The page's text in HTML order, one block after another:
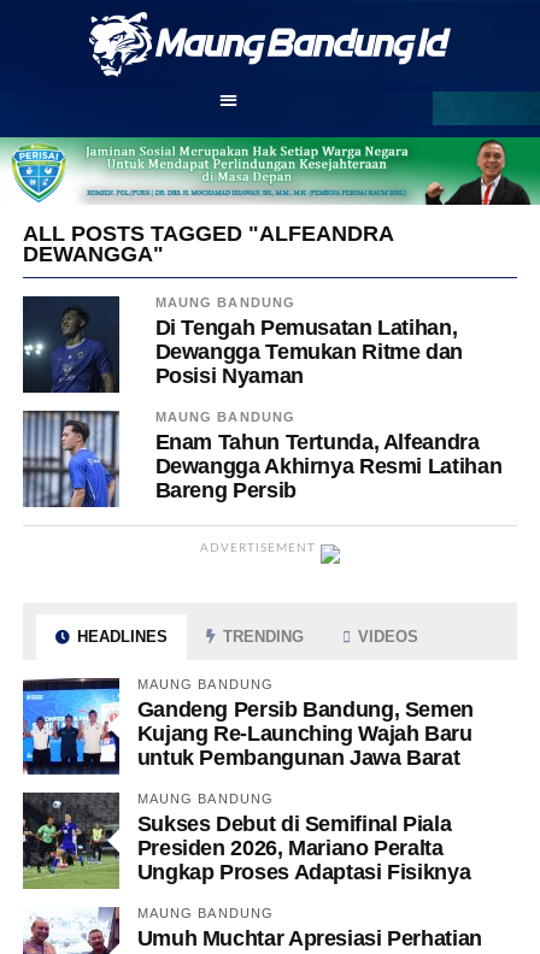
ALL POSTS TAGGED "ALFEANDRA
DEWANGGA"
MAUNG BANDUNG
Di Tengah Pemusatan Latihan,
Dewangga Temukan Ritme dan
Posisi Nyaman
MAUNG BANDUNG
Enam Tahun Tertunda, Alfeandra
Dewangga Akhirnya Resmi Latihan
Bareng Persib
ADVERTISEMENT
HEADLINES TRENDING VIDEOS
MAUNG BANDUNG
Gandeng Persib Bandung, Semen
Kujang Re-Launching Wajah Baru
untuk Pembangunan Jawa Barat
MAUNG BANDUNG
Sukses Debut di Semifinal Piala
Presiden 2026, Mariano Peralta
Ungkap Proses Adaptasi Fisiknya
MAUNG BANDUNG
Umuh Muchtar Apresiasi Perhatian